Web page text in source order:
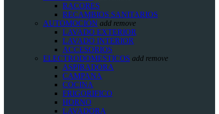
RACORES
RECAMBIOS SANITARIOS
AUTOMOCIÓN add remove
LAVADO EXTERIOR
LAVADO INTERIOR
ACCESORIOS
ELECTRODOMESTICOS add remove
ASPIRADORA
CAMPANA
COCINA
FRIGORIFICO
HORNO
LAVADORA